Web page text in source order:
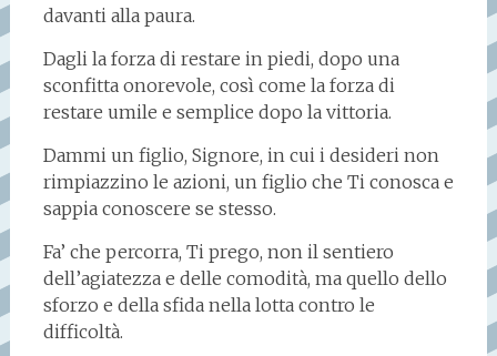
davanti alla paura.
Dagli la forza di restare in piedi, dopo una
sconfitta onorevole, così come la forza di
restare umile e semplice dopo la vittoria.
Dammi un figlio, Signore, in cui i desideri non
rimpiazzino le azioni, un figlio che Ti conosca e
sappia conoscere se stesso.
Fa’ che percorra, Ti prego, non il sentiero
dell’agiatezza e delle comodità, ma quello dello
sforzo e della sfida nella lotta contro le
difficoltà.